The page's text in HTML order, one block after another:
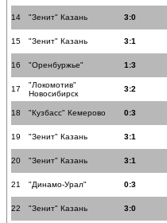
14 "Зенит" Казань 3:0
15 "Зенит" Казань 3:1
16 "Оренбуржье" 1:3
17
"Локомотив"
Новосибирск
3:2
18 "Кузбасс" Кемерово 0:3
19 "Зенит" Казань 3:1
20 "Зенит" Казань 3:1
21 "Динамо-Урал" 0:3
22 "Зенит" Казань 3:0